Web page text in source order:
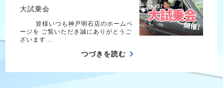
大試乗会
皆様いつも神戸明石店のホームペ
ージを ご覧いただき誠にありがとうご
ざいます…
つづきを読む